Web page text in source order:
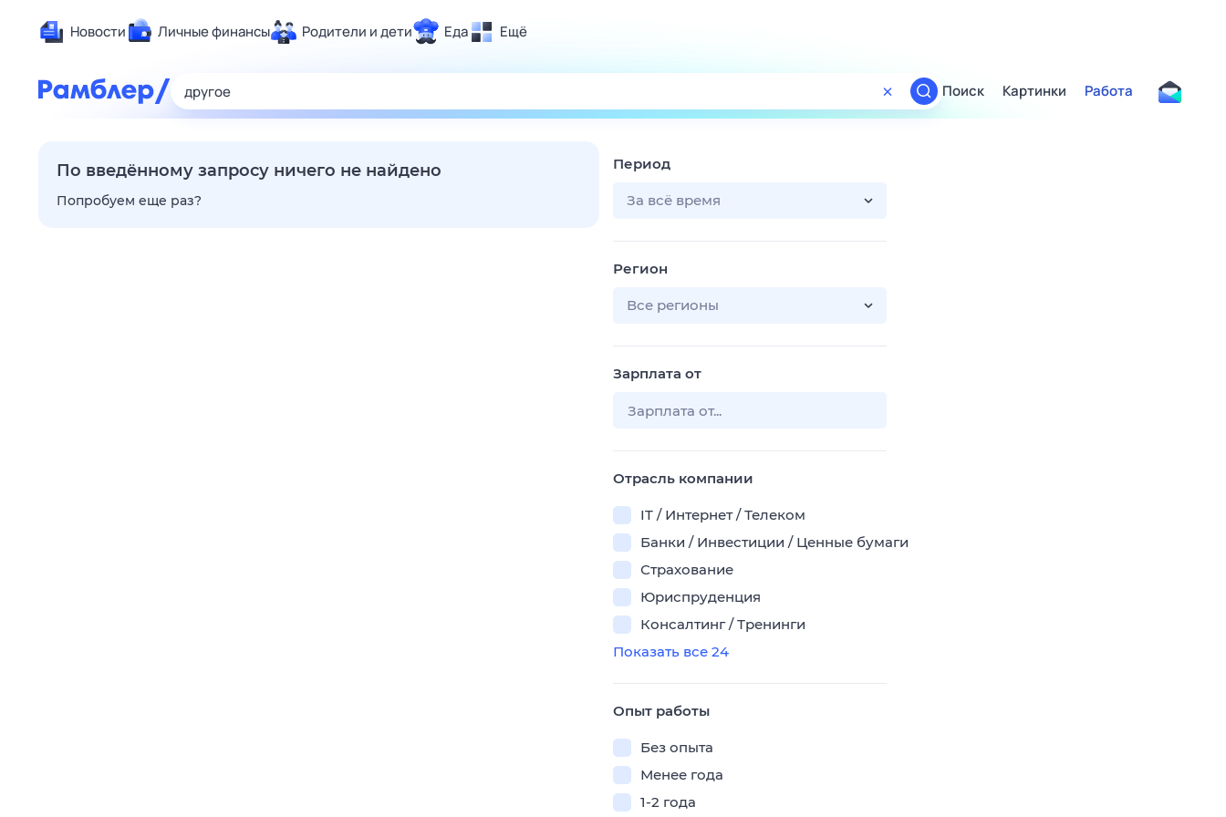
Новости Личные финансы Родители и дети Еда Ещё
Развлечения и отдых
Спорт
Поиск
ТВ-программа
Поиск Картинки Работа
По введённому запросу ничего не найдено
Попробуем еще раз?
Период
За всё время
Регион
Все регионы
Зарплата от
Отрасль компании
IT / Интернет / Телеком
Банки / Инвестиции / Ценные бумаги
Страхование
Юриспруденция
Консалтинг / Тренинги
Показать все 24
Опыт работы
Без опыта
Менее года
1-2 года